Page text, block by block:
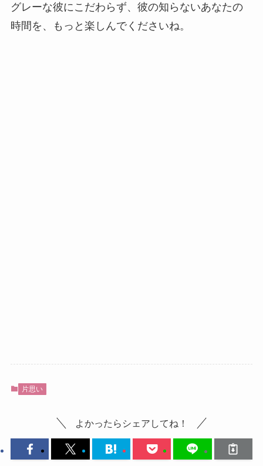
グレーな彼にこだわらず、彼の知らないあなたの
時間を、もっと楽しんでくださいね。
片思い
よかったらシェアしてね！